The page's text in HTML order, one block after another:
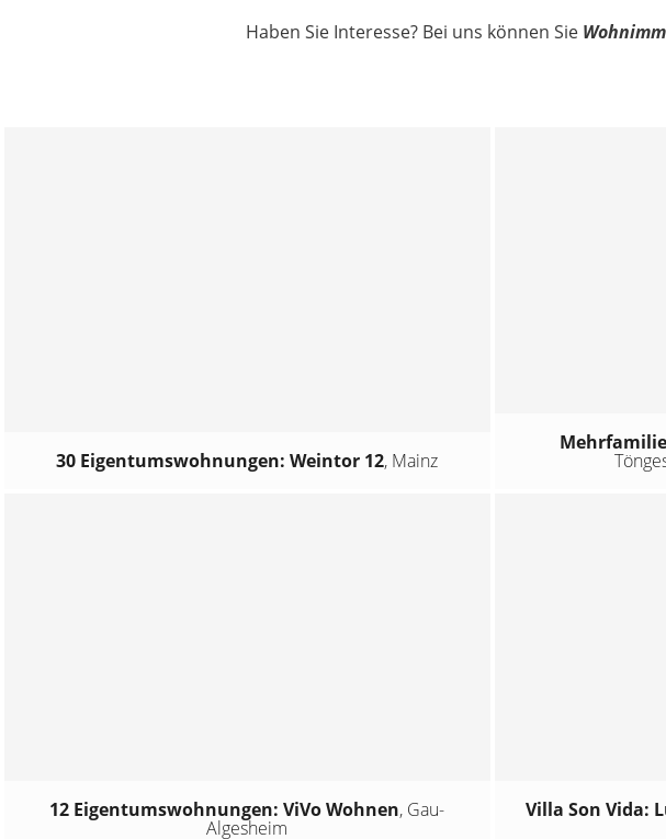
Haben Sie Interesse? Bei uns können Sie
30 Eigentumswohnungen: Weintor 12, Mainz
12 Eigentumswohnungen: ViVo Wohnen, Gau-
Algesheim
Villa Son Vida: